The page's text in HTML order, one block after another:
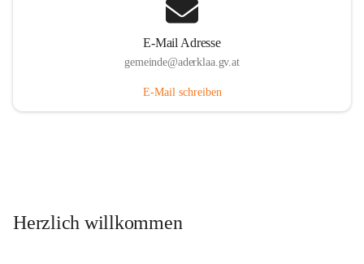
E-Mail Adresse
gemeinde@aderklaa.gv.at
E-Mail schreiben
Herzlich willkommen